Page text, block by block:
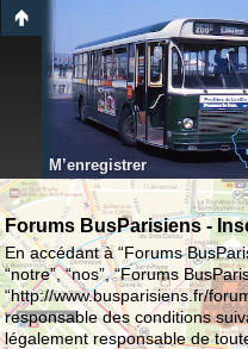
M’enregistrer
Forums BusParisiens -
En accédant à “Forums
“notre”, “nos”, “Forums
“http://www.busparisiens.fr/
responsable des conditions
légalement responsable de